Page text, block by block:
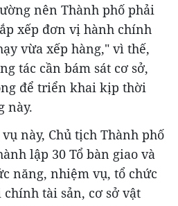
nên Thành phố phải
xếp đơn vị hành chính
vừa xếp hàng," vì thế,
tác cần bám sát cơ sở,
để triển khai kịp thời
này.
này, Chủ tịch Thành phố
lập 30 Tổ bàn giao và
năng, nhiệm vụ, tổ chức
tài sản, cơ sở vật